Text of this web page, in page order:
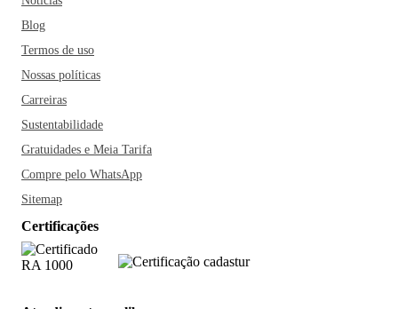
Blog
Termos de uso
Nossas políticas
Carreiras
Sustentabilidade
Gratuidades e Meia Tarifa
Compre pelo WhatsApp
Sitemap
Certificações